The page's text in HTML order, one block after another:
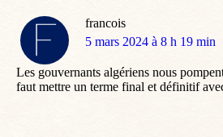
francois
dit
5 mars 2024 à 8 h 19 min
Les gouvernants algériens nous
faut mettre un terme final et définitif